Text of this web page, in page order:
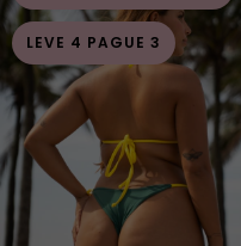
LEVE 4 PAGUE 3